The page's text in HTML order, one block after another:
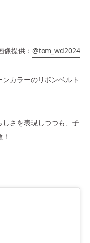
像提供： @tom_wd2024
カラーのリボンベルト
さを表現しつつも、子